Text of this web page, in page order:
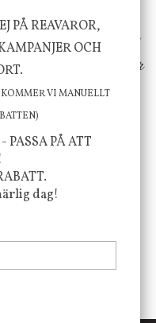
produkter som
det lilla extra för
@JBHOME
PÅ REAVAROR,
OCH
KOMMER VI MANUELLT
PASSA PÅ ATT
dag!